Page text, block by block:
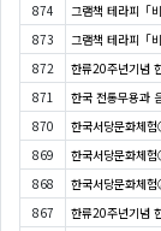
874
그램책 테라피「
873
그램책 테라피「
872
한류20주년기념
871
한국 전통무용과
870
한국서당문화체
869
한국서당문화체
868
한국서당문화체
867
한류20주년기념